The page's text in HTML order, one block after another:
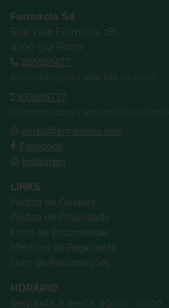
Farmácia Sá
Rua Vale Formoso, 181
4200-512 Porto
225020427
(Chamada para a rede fixa nacional)
933605727
(Chamada para a rede móvel nacional)
geral@farmaciasa.com
Facebook
Instagram
LINKS
Política de Cookies
Política de Privacidade
Envio de Encomendas
Métodos de Pagamento
Livro de Reclamações
HORÁRIO
Segunda a Sexta: 09:00 - 20:00